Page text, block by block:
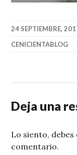
24 SEPTIEMBRE,
CENICIENTABLOG
Deja una
Lo siento,
comentario.